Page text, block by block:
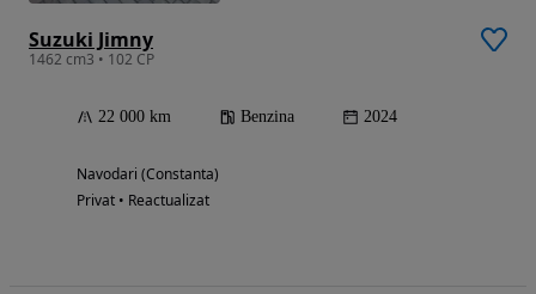
Suzuki Jimny
1462 cm3 • 102 CP
22 000 km Benzina 2024
Navodari (Constanta)
Privat • Reactualizat